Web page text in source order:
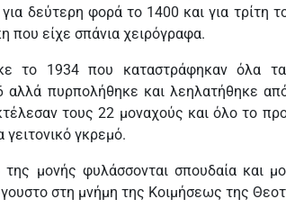
δεύτερη φορά το 1400 και για τρίτη
που είχε σπάνια χειρόγραφα.
το 1934 που καταστράφηκαν όλα τα
αλλά πυρπολήθηκε και λεηλατήθηκε
τους 22 μοναχούς και όλο το
γκρεμό.
μονής φυλάσσονται σπουδαία και
στη μνήμη της Κοιμήσεως της